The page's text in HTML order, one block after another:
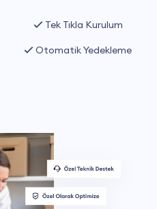
Tek Tıkla Kurulum
Otomatik Yedekleme